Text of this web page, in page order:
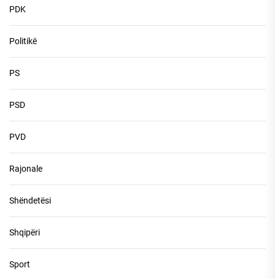
PDK
Politikë
PS
PSD
PVD
Rajonale
Shëndetësi
Shqipëri
Sport